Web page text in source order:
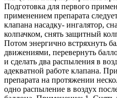
Подготовка для первого
применением препарата
клапана насадку- ингалятор,
колпачком, снять защитный
Потом энергично встряхнуть
движениями, перевернуть
и сделать два распыления в
адекватной работе клапана.
препарата на протяжении
одно распыление в воздух